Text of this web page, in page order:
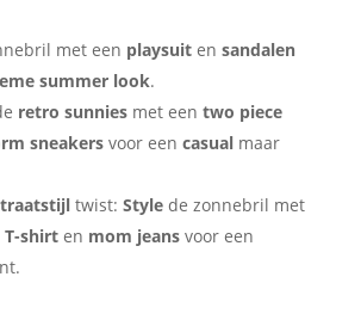
met een playsuiten sandalen
summer look.
retro sunniesmet een two piece
sneakersvoor een casualmaar
twist: Stylede zonnebril met
T-shirten mom jeansvoor een